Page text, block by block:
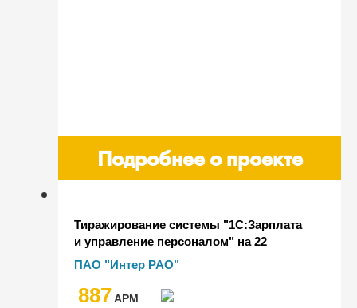
Подробнее о проекте
Тиражирование системы "1С:Зарплата
и управление персоналом" на 22
компании Группы "Интер РАО" в 2017-
ПАО "Интер РАО"
887AРМ